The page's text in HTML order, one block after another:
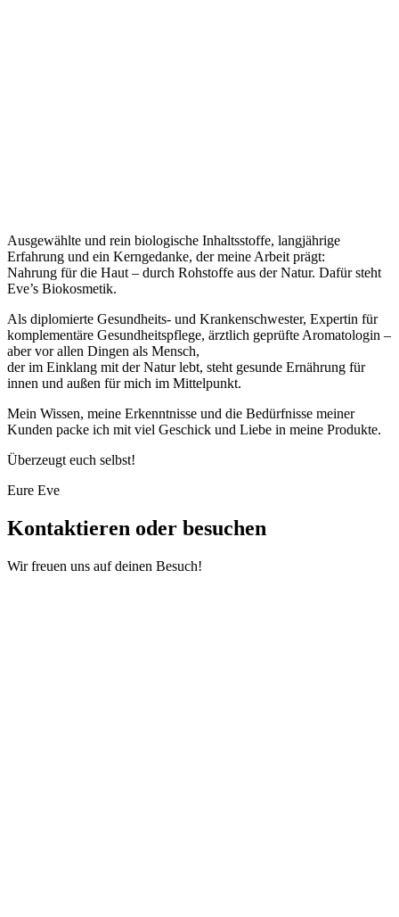
Ausgewählte und rein biologische Inhaltsstoffe, langjährige
Erfahrung und ein Kerngedanke, der meine Arbeit prägt:
Nahrung für die Haut – durch Rohstoffe aus der Natur. Dafür steht
Eve’s Biokosmetik.
Als diplomierte Gesundheits- und Krankenschwester, Expertin für
komplementäre Gesundheitspflege, ärztlich geprüfte Aromatologin –
aber vor allen Dingen als Mensch,
der im Einklang mit der Natur lebt, steht gesunde Ernährung für
innen und außen für mich im Mittelpunkt.
Mein Wissen, meine Erkenntnisse und die Bedürfnisse meiner
Kunden packe ich mit viel Geschick und Liebe in meine Produkte.
Überzeugt euch selbst!
Eure Eve
Kontaktieren oder besuchen
Wir freuen uns auf deinen Besuch!